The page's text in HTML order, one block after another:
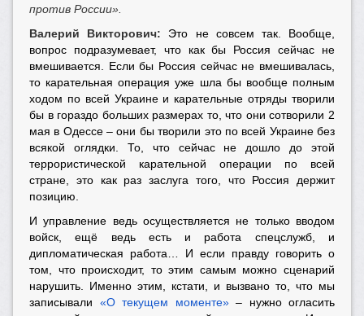
против России».
Валерий Викторович: Это не совсем так. Вообще,
вопрос подразумевает, что как бы Россия сейчас не
вмешивается. Если бы Россия сейчас не вмешивалась,
то карательная операция уже шла бы вообще полным
ходом по всей Украине и карательные отряды творили
бы в гораздо больших размерах то, что они сотворили 2
мая в Одессе – они бы творили это по всей Украине без
всякой оглядки. То, что сейчас не дошло до этой
террористической карательной операции по всей
стране, это как раз заслуга того, что Россия держит
позицию.
И управление ведь осуществляется не только вводом
войск, ещё ведь есть и работа спецслужб, и
дипломатическая работа… И если правду говорить о
том, что происходит, то этим самым можно сценарий
нарушить. Именно этим, кстати, и вызвано то, что мы
записывали «О текущем моменте»– нужно огласить